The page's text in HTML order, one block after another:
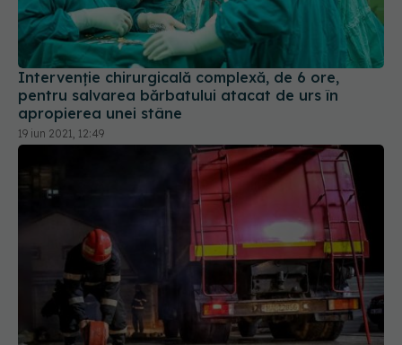
Intervenție chirurgicală complexă, de 6 ore,
pentru salvarea bărbatului atacat de urs în
apropierea unei stâne
19 iun 2021, 12:49